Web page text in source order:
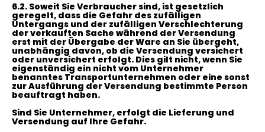
6.2. Soweit Sie Verbraucher sind, ist gesetzlich
geregelt, dass die Gefahr des zufälligen
Untergangs und der zufälligen Verschlechterung
der verkauften Sache während der Versendung
erst mit der Übergabe der Ware an Sie übergeht,
unabhängig davon, ob die Versendung versichert
oder unversichert erfolgt. Dies gilt nicht, wenn Sie
eigenständig ein nicht vom Unternehmer
benanntes Transportunternehmen oder eine sonst
zur Ausführung der Versendung bestimmte Person
beauftragt haben.
Sind Sie Unternehmer, erfolgt die Lieferung und
Versendung auf Ihre Gefahr.